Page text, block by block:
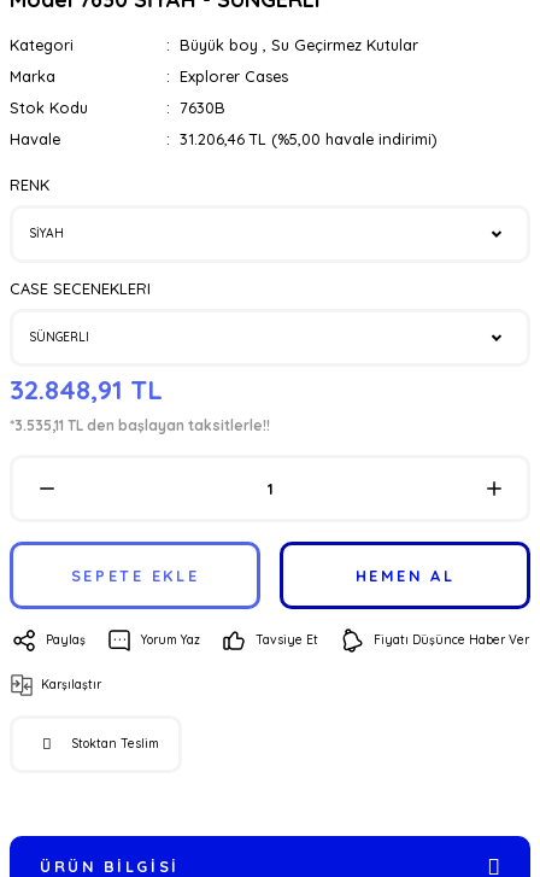
Kategori Büyük boy
Su Geçirmez Kutular
Marka
Explorer Cases
Stok Kodu
7630B
Havale
31.206,46 TL (%5,00 havale indirimi)
RENK
CASE SECENEKLERI
32.848,91 TL
*3.535,11 TL den başlayan taksitlerle!!
SEPETE EKLE HEMEN AL
Paylaş Yorum Yaz Tavsiye Et Fiyatı Düşünce Haber Ver
Karşılaştır
Stoktan Teslim
ÜRÜN BILGISI